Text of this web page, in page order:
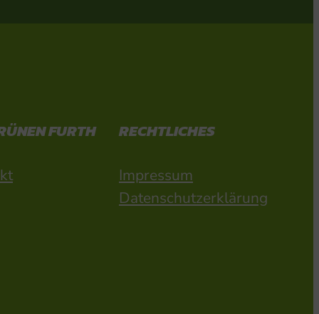
FURTH RECHTLICHES
Impressum
Datenschutzerklärung